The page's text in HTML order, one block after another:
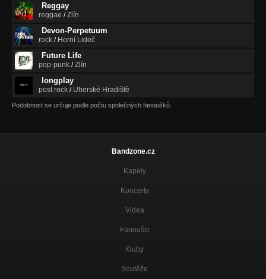
Reggay
reggae /Zlín
Devon-Perpetuum
rock / Horní Lideč
Future Life
pop-punk /Zlín
longplay
post rock / Uherské Hradiště
Podobnost se určuje podle počtu společných fanoušků.
Bandzone.cz
Kapely
Koncerty
Videa
Fanoušci
Kluby
Soutěže